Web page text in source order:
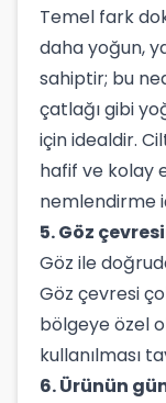
Temel fark
daha yoğun,
sahiptir; bu
çatlağı gibi
için idealdir.
hafif ve kolay
nemlendirme
5. Göz
Göz ile
Göz çevresi
bölgeye özel
kullanılması
6. Ürünün